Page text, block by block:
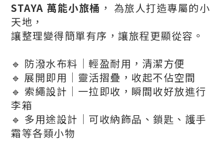
STAYA 萬能小旅桶 ， 為旅人打造專屬的小
天地，
讓整理變得簡單有序，讓旅程更顯從容。
🔹 防潑水布料｜ 輕盈耐用，清潔方便
🔹 展開即用｜靈活摺疊，收起不佔空間
🔹 索繩設計｜一拉即收，瞬間收好放進行
李箱
🔹 多用途設計｜可收納飾品、鎖匙、護手
霜等各類小物